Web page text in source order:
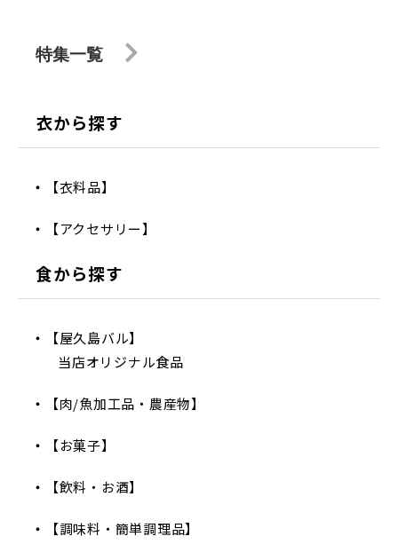
特集一覧
衣から探す
【衣料品】
【アクセサリー】
食から探す
【屋久島バル】
当店オリジナル食品
【肉/魚加工品・農産物】
【お菓子】
【飲料・お酒】
【調味料・簡単調理品】